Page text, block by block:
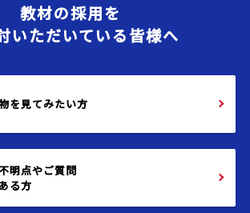
教材の採用を
いただいている皆様へ
を見てみたい方
明点やご質問
る方